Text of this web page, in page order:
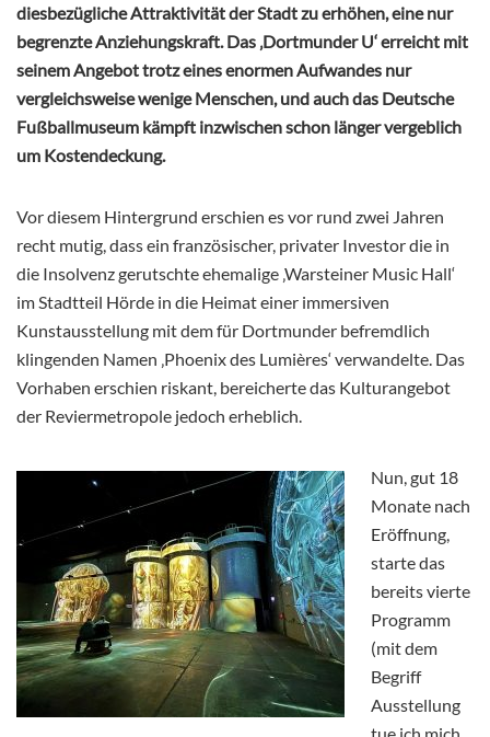
diesbezügliche Attraktivität der Stadt zu erhöhen, eine nur
begrenzte Anziehungskraft. Das ‚Dortmunder U‘ erreicht mit
seinem Angebot trotz eines enormen Aufwandes nur
vergleichsweise wenige Menschen, und auch das Deutsche
Fußballmuseum kämpft inzwischen schon länger vergeblich
um Kostendeckung.
Vor diesem Hintergrund erschien es vor rund zwei Jahren
recht mutig, dass ein französischer, privater Investor die in
die Insolvenz gerutschte ehemalige ‚Warsteiner Music Hall‘
im Stadtteil Hörde in die Heimat einer immersiven
Kunstausstellung mit dem für Dortmunder befremdlich
klingenden Namen ‚Phoenix des Lumières‘ verwandelte. Das
Vorhaben erschien riskant, bereicherte das Kulturangebot
der Reviermetropole jedoch erheblich.
Nun, gut 18
Monate nach
Eröffnung,
starte das
bereits vierte
Programm
(mit dem
Begriff
Ausstellung